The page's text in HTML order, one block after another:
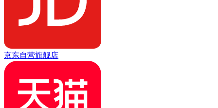
京东自营旗舰店